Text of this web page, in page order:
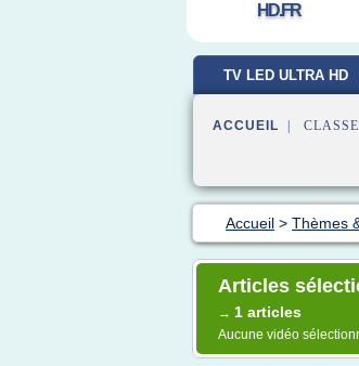
HD.FR
TV LED ULTRA HD
ACCUEIL |
Accueil > Thèmes
Articles
→ 1 articles
Aucune vidéo